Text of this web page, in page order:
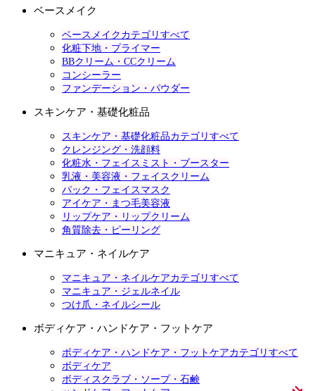
ベースメイク
ベースメイクカテゴリすべて
化粧下地・プライマー
BBクリーム・CCクリーム
コンシーラー
ファンデーション・パウダー
スキンケア・基礎化粧品
スキンケア・基礎化粧品カテゴリすべて
クレンジング・洗顔料
化粧水・フェイスミスト・ブースター
乳液・美容液・フェイスクリーム
パック・フェイスマスク
アイケア・まつ毛美容液
リップケア・リップクリーム
角質除去・ピーリング
マニキュア・ネイルケア
マニキュア・ネイルケアカテゴリすべて
マニキュア・ジェルネイル
つけ爪・ネイルシール
ボディケア・ハンドケア・フットケア
ボディケア・ハンドケア・フットケアカテゴリすべて
ボディケア
ボディスクラブ・ソープ・石鹸